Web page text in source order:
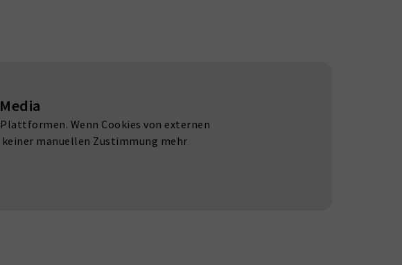
Wenn Cookies von externen
manuellen Zustimmung mehr